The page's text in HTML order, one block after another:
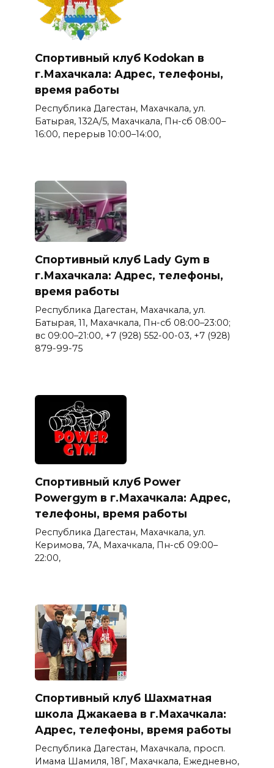
Спортивный клуб Kodokan в
г.Махачкала: Адрес, телефоны,
время работы
Республика Дагестан, Махачкала, ул.
Батырая, 132А/5, Махачкала, Пн-сб 08:00–
16:00, перерыв 10:00–14:00,
Спортивный клуб Lady Gym в
г.Махачкала: Адрес, телефоны,
время работы
Республика Дагестан, Махачкала, ул.
Батырая, 11, Махачкала, Пн-сб 08:00–23:00;
вс 09:00–21:00, +7 (928) 552-00-03, +7 (928)
879-99-75
Спортивный клуб Power
Powergym в г.Махачкала: Адрес,
телефоны, время работы
Республика Дагестан, Махачкала, ул.
Керимова, 7А, Махачкала, Пн-сб 09:00–
22:00,
Спортивный клуб Шахматная
школа Джакаева в г.Махачкала:
Адрес, телефоны, время работы
Республика Дагестан, Махачкала, просп.
Имама Шамиля, 18Г, Махачкала, Ежедневно,